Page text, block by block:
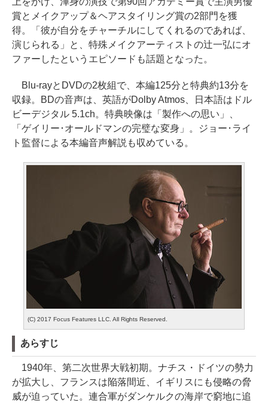
賞とメイクアップ＆ヘアスタイリング賞の2部門を獲
得。「彼が自分をチャーチルにしてくれるのであれば、
演じられる」と、特殊メイクアーティストの辻一弘にオ
ファーしたというエピソードも話題となった。
Blu-rayとDVDの2枚組で、本編125分と特典約13分を
収録。BDの音声は、英語がDolby Atmos、日本語はドル
ビーデジタル 5.1ch。特典映像は「製作への思い」、
「ゲイリー･オールドマンの完璧な変身」。ジョー･ライ
ト監督による本編音声解説も収めている。
(C) 2017 Focus Features LLC. All Rights Reserved.
あらすじ
1940年、第二次世界大戦初期。ナチス・ドイツの勢力
が拡大し、フランスは陥落間近、イギリスにも侵略の脅
威が迫っていた。連合軍がダンケルクの海岸で窮地に追